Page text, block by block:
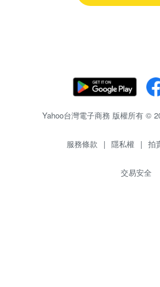
Yahoo台灣電子商務 版權所有 ©
服務條款 | 隱私權 | 拍
交易安全